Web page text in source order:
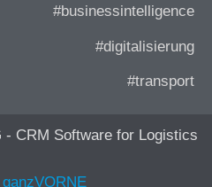
#businessintelligence
#digitalisierung
#transport
CRM Software for Logistics